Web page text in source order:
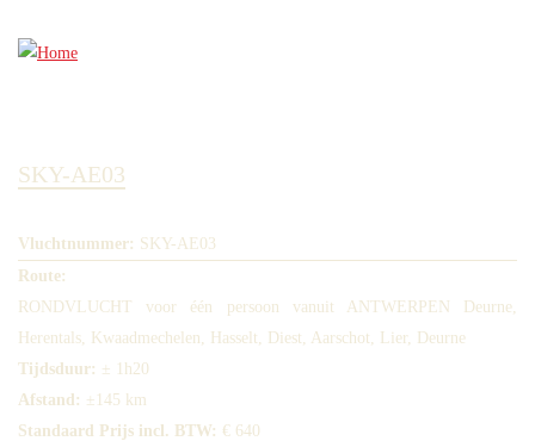
SKY-AE03
Vluchtnummer: SKY-AE03
Route:
RONDVLUCHT voor één persoon vanuit ANTWERPEN Deurne,
Herentals, Kwaadmechelen, Hasselt, Diest, Aarschot, Lier, Deurne
Tijdsduur: ± 1h20
Afstand: ±145 km
Standaard Prijs incl. BTW: € 640